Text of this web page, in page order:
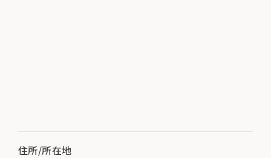
住所/所在地